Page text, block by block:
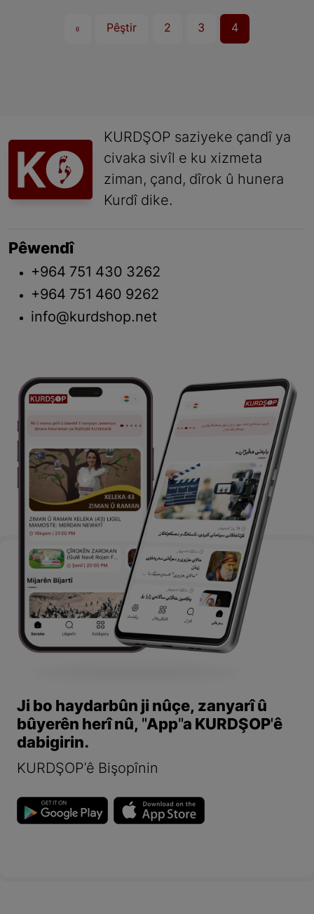
« Pêştir 2 3 4
KURDŞOP saziyeke çandî ya
civaka sivîl e ku xizmeta
ziman, çand, dîrok û hunera
Kurdî dike.
Pêwendî
+964 751 430 3262
+964 751 460 9262
info@kurdshop.net
Ji bo haydarbûn ji nûçe, zanyarî û
bûyerên herî nû, "App"a KURDŞOP'ê
dabigirin.
KURDŞOP'ê Bişopînin